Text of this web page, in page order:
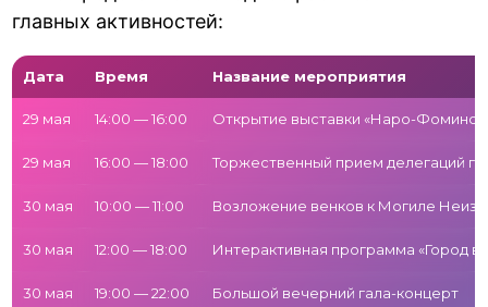
главных активностей:
Дата Время Название мероприятия
29 мая 14:00 — 16:00 Открытие выставки «Наро-Фоминск
29 мая 16:00 — 18:00 Торжественный прием делегаций
30 мая 10:00 — 11:00 Возложение венков к Могиле
30 мая 12:00 — 18:00 Интерактивная программа «Город
30 мая 19:00 — 22:00 Большой вечерний гала-концерт